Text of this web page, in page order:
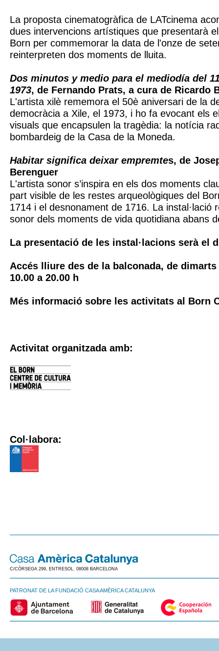
La proposta cinematogràfica de LATcinema
dues intervencions artístiques que presentarà
Born per commemorar la data de l'onze de
reinterpreten dos moments de lluita.
Dos minutos y medio para el mediodía del
1973, de Fernando Prats, a cura de Ricardo
L'artista xilè rememora el 50è aniversari de la
democràcia a Xile, el 1973, i ho fa evocant els
visuals que encapsulen la tragèdia: la notícia
bombardeig de la Casa de la Moneda.
Habitar significa deixar empremtes, de
Berenguer
L'artista sonor s’inspira en els dos moments
part visible de les restes arqueològiques del
1714 i el desnonament de 1716. La instal·lació
sonor dels moments de vida quotidiana abans
La presentació de les instal·lacions serà el
Accés lliure des de la balconada, de
10.00 a 20.00 h
Més informació sobre les activitats al Born
Activitat organitzada amb:
Col·labora:
C/CÒRSEGA 299, ENTRESOL. 08008 BARCELONA
PATRONAT DE LA FUNDACIÓ CASA AMÈRICA CATALUNYA